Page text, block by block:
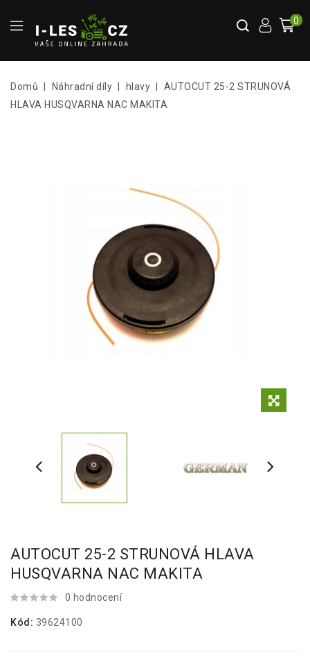
0
Domů Náhradní díly hlavy
AUTOCUT 25-2 STRUNOVÁ
HLAVA HUSQVARNA NAC MAKITA
AUTOCUT 25-2 STRUNOVÁ HLAVA
HUSQVARNA NAC MAKITA
0 hodnocení
Kód: 39624100